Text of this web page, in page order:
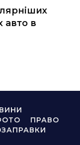
авто в
ПРАВО